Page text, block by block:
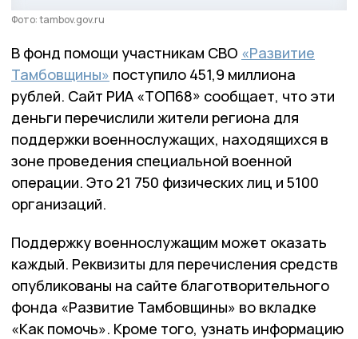
Фото: tambov.gov.ru
В фонд помощи участникам СВО «Развитие
Тамбовщины» поступило 451,9 миллиона
рублей. Сайт РИА «ТОП68» сообщает, что эти
деньги перечислили жители региона для
поддержки военнослужащих, находящихся в
зоне проведения специальной военной
операции. Это 21 750 физических лиц и 5100
организаций.
Поддержку военнослужащим может оказать
каждый. Реквизиты для перечисления средств
опубликованы на сайте благотворительного
фонда «Развитие Тамбовщины» во вкладке
«Как помочь». Кроме того, узнать информацию